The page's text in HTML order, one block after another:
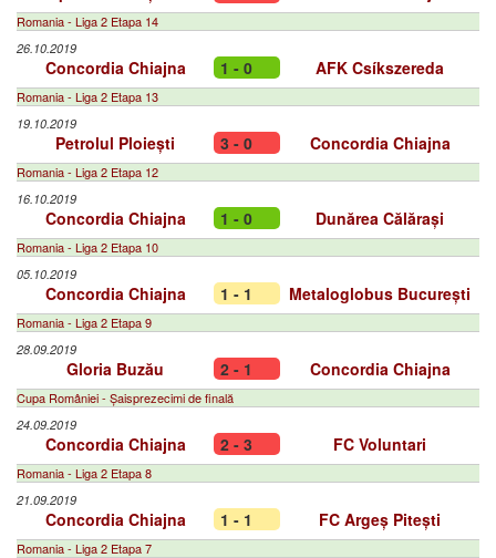
Romania - Liga 2 Etapa 14
26.10.2019
Concordia Chiajna 1 - 0 AFK Csíkszereda
Romania - Liga 2 Etapa 13
19.10.2019
Petrolul Ploiești 3 - 0 Concordia Chiajna
Romania - Liga 2 Etapa 12
16.10.2019
Concordia Chiajna 1 - 0 Dunărea Călărași
Romania - Liga 2 Etapa 10
05.10.2019
Concordia Chiajna 1 - 1 Metaloglobus București
Romania - Liga 2 Etapa 9
28.09.2019
Gloria Buzău 2 - 1 Concordia Chiajna
Cupa României - Șaisprezecimi de finală
24.09.2019
Concordia Chiajna 2 - 3 FC Voluntari
Romania - Liga 2 Etapa 8
21.09.2019
Concordia Chiajna 1 - 1 FC Argeș Pitești
Romania - Liga 2 Etapa 7